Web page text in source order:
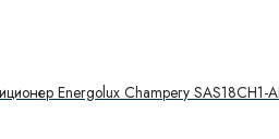
Energolux Champery SAS18CH1-